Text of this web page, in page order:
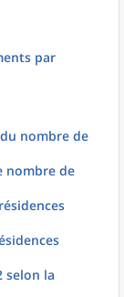
par
nombre de
nombre de
selon la